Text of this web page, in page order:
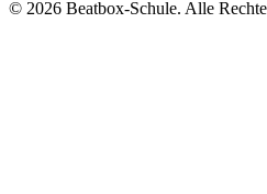
© 2026 Beatbox-Schule. Alle